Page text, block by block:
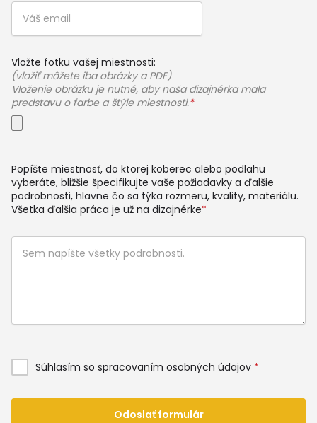
Vložte fotku vašej miestnosti:
(vložiť môžete iba obrázky a PDF)
Vloženie obrázku je nutné, aby naša dizajnérka mala
predstavu o farbe a štýle miestnosti.*
Popíšte miestnosť, do ktorej koberec alebo podlahu
vyberáte, bližšie špecifikujte vaše požiadavky a ďalšie
podrobnosti, hlavne čo sa týka rozmeru, kvality, materiálu.
Všetka ďalšia práca je už na dizajnérke*
Súhlasím so spracovaním osobných údajov *
Odoslať formulár